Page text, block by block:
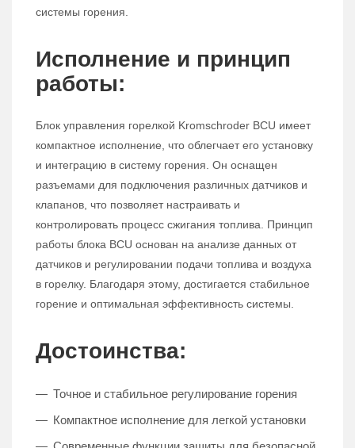
системы горения.
Исполнение и принцип
работы:
Блок управления горелкой Kromschroder BCU имеет
компактное исполнение, что облегчает его установку
и интеграцию в систему горения. Он оснащен
разъемами для подключения различных датчиков и
клапанов, что позволяет настраивать и
контролировать процесс сжигания топлива. Принцип
работы блока BCU основан на анализе данных от
датчиков и регулировании подачи топлива и воздуха
в горелку. Благодаря этому, достигается стабильное
горение и оптимальная эффективность системы.
Достоинства:
Точное и стабильное регулирование горения
Компактное исполнение для легкой установки